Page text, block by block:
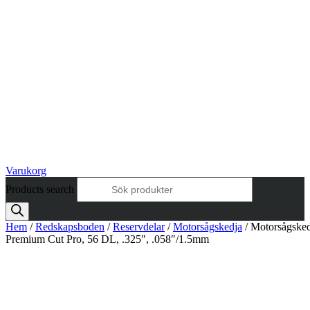
Varukorg
Products search
Hem /Redskapsboden /Reservdelar/Motorsågskedja /
Premium Cut Pro, 56 DL, .325″, .058″/1.5mm